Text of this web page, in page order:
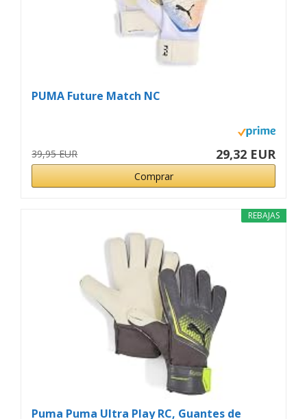
PUMA Future Match NC
39,95 EUR 29,32 EUR
Comprar
REBAJAS
Puma Puma Ultra Play RC, Guantes de